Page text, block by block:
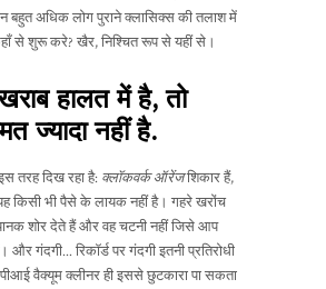
बहुत अधिक लोग पुराने क्लासिक्स की तलाश में
से शुरू करे? खैर, निश्चित रूप से यहीं से।
हालत में है, तो
ज्यादा नहीं है.
तरह दिख रहा है: क्लॉकवर्क ऑरेंजशिकार हैं,
किसी भी पैसे के लायक नहीं है। गहरे खरोंच
शोर देते हैं और वह चटनी नहीं जिसे आप
और गंदगी... रिकॉर्ड पर गंदगी इतनी प्रतिरोधी
वैक्यूम क्लीनर ही इससे छुटकारा पा सकता